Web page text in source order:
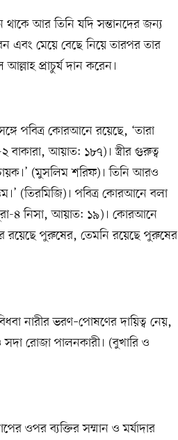
থাকে আর তিনি যদি সন্তানদের জন্য
এবং মেয়ে বেছে নিয়ে তারপর তার
প্রাচুর্য দান করেন।
পবিত্র কোরআনে রয়েছে, ‘তারা
আয়াত: ১৮৭)। স্ত্রীর গুরুত্ব
(মুসলিম শরিফ)। তিনি আরও
(তিরমিজি)। পবিত্র কোরআনে বলা
(সূরা-৪ নিসা, আয়াত: ১৯)। কোরআনে
রয়েছে পুরুষের, তেমনি রয়েছে পুরুষের
নারীর ভরণ–পোষণের দায়িত্ব নেয়,
রোজা পালনকারী। (বুখারি ও
ওপর ব্যক্তির সম্মান ও মর্যাদার